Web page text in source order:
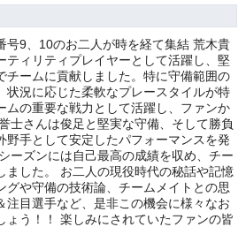
号9、10のお二人が時を経て集結 荒木貴
ティリティプレイヤーとして活躍し、堅
チームに貢献しました。特に守備範囲の
状況に応じた柔軟なプレースタイルが特
ムの重要な戦力として活躍し、ファンか
士さんは俊足と堅実な守備、そして勝負
野手として安定したパフォーマンスを発
ーズンには自己最高の成績を収め、チー
ました。 お二人の現役時代の秘話や記憶
グや守備の技術論、チームメイトとの思
注目選手など、是非この機会に様々なお
ょう！！ 楽しみにされていたファンの皆